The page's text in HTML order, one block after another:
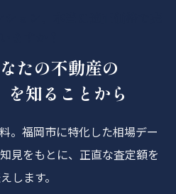
たの不動産の
を知ることから
。福岡市に特化した相場デー
見をもとに、正直な査定額を
します。